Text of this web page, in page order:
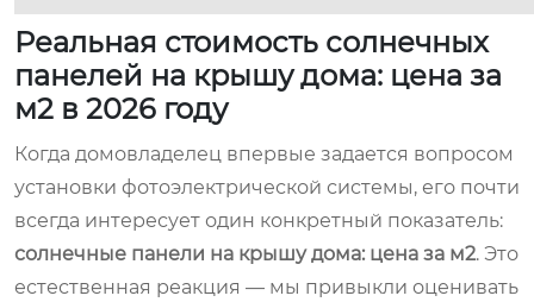
Реальная стоимость солнечных
панелей на крышу дома: цена за
м2 в 2026 году
Когда домовладелец впервые задается вопросом
установки фотоэлектрической системы, его почти
всегда интересует один конкретный показатель:
солнечные панели на крышу дома: цена за м2. Это
естественная реакция — мы привыкли оценивать